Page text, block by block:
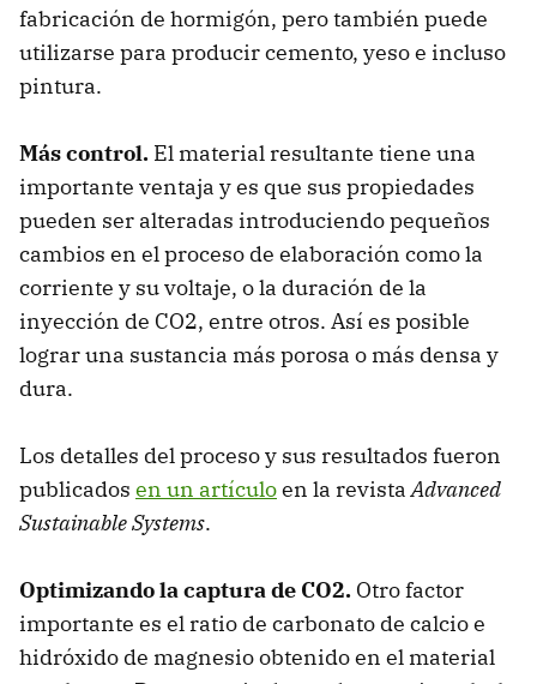
fabricación de hormigón, pero también puede
utilizarse para producir cemento, yeso e incluso
pintura.
Más control. El material resultante tiene una
importante ventaja y es que sus propiedades
pueden ser alteradas introduciendo pequeños
cambios en el proceso de elaboración como la
corriente y su voltaje, o la duración de la
inyección de CO2, entre otros. Así es posible
lograr una sustancia más porosa o más densa y
dura.
Los detalles del proceso y sus resultados fueron
publicados en un artículoen la revistaAdvanced
Sustainable Systems.
Optimizando la captura de CO2. Otro factor
importante es el ratio de carbonato de calcio e
hidróxido de magnesio obtenido en el material